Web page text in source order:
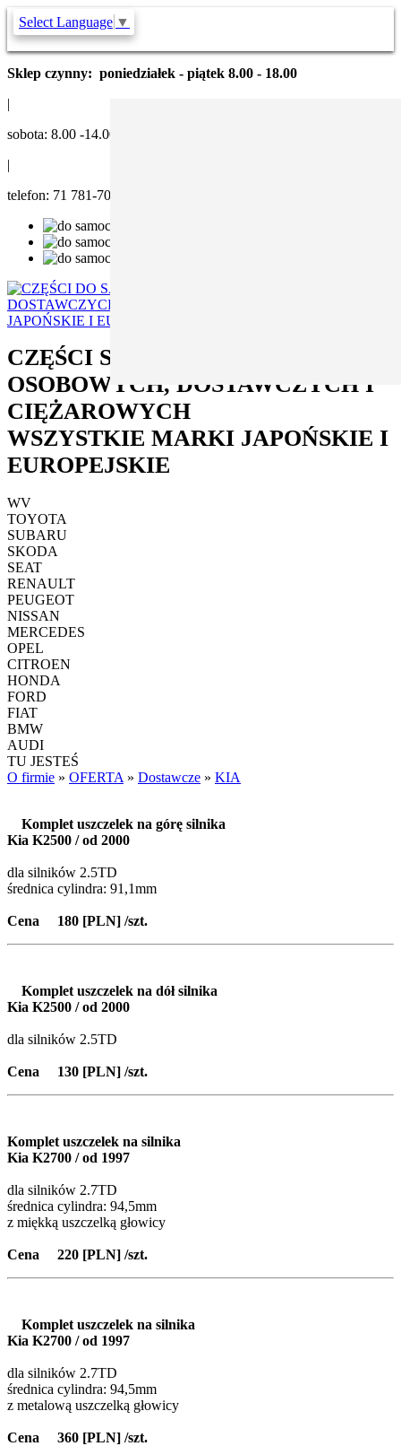
Sklep czynny: poniedziałek - piątek 8.00 - 18.00
|
sobota: 8.00 -14.00
|
telefon: 71 781-70-02
CZĘŚCI SAMOCHODOWE DO AUT
OSOBOWYCH, DOSTAWCZYCH I
CIĘŻAROWYCH
WSZYSTKIE MARKI JAPOŃSKIE I
EUROPEJSKIE
WV
TOYOTA
SUBARU
SKODA
SEAT
RENAULT
PEUGEOT
NISSAN
MERCEDES
OPEL
CITROEN
HONDA
FORD
FIAT
BMW
AUDI
TU JESTEŚ
O firmie » OFERTA » Dostawcze » KIA
Komplet uszczelek na górę silnika
Kia K2500 / od 2000
dla silników 2.5TD
średnica cylindra: 91,1mm
Cena 180 [PLN] /szt.
Komplet uszczelek na dół silnika
Kia K2500 / od 2000
dla silników 2.5TD
Cena 130 [PLN] /szt.
Komplet uszczelek na silnika
Kia K2700 / od 1997
dla silników 2.7TD
średnica cylindra: 94,5mm
z miękką uszczelką głowicy
Cena 220 [PLN] /szt.
Komplet uszczelek na silnika
Kia K2700 / od 1997
dla silników 2.7TD
średnica cylindra: 94,5mm
z metalową uszczelką głowicy
Cena 360 [PLN] /szt.
Select Language ▼